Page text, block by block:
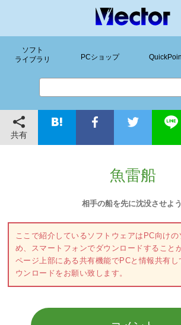
ソフト
ライブラリ
PCショップ
共有
魚雷船
相手の船を先に沈没させよ
ここで紹介しているソフトウェアはPC向け
め、スマートフォンでダウンロードすること
ページ上部にある共有機能でPCと情報共有
ウンロードをお願い致します。